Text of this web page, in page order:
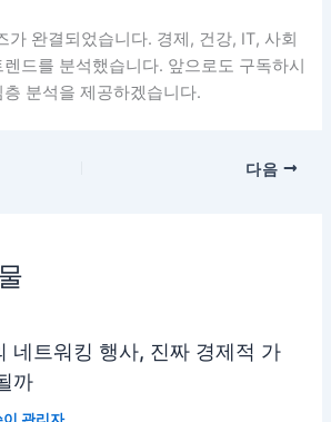
가 완결되었습니다. 경제, 건강, IT, 사회
드를 분석했습니다. 앞으로도 구독하시
분석을 제공하겠습니다.
다음
네트워킹 행사, 진짜 경제적 가
까